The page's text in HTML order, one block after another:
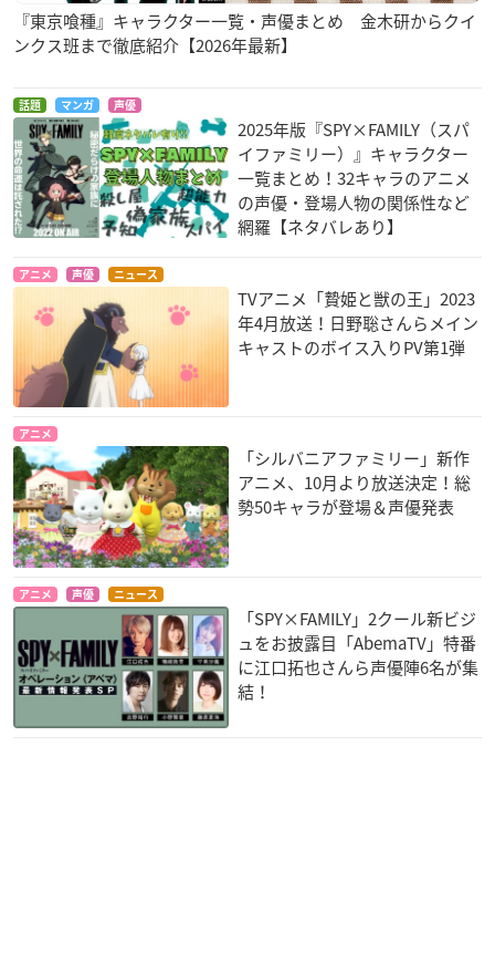
エディ
六月透
ガンダムビルドダイ
バーズ
ヒダカ・ユキオ
南鎌倉高校女子自転
車部
比嘉夏海
少年メイド
小宮千尋
デート・ア・バレッ
ト ナイトメア・オ
ア・クイーン
はたらく細胞!! 最強
の敵、再び。体の中
乳酸菌(パンダ) 土方イサミ
『東京喰種』キャラクター一覧・声優まとめ 金木研からクイ
ンクス班まで徹底紹介【2026年最新】
話題 マンガ 声優
2025年版『SPY×FAMILY（スパ
イファミリー）』キャラクター
一覧まとめ！32キャラのアニメ
の声優・登場人物の関係性など
網羅【ネタバレあり】
アニメ 声優 ニュース
TVアニメ「贄姫と獣の王」2023
年4月放送！日野聡さんらメイン
キャストのボイス入りPV第1弾
アニメ
「シルバニアファミリー」新作
アニメ、10月より放送決定！総
勢50キャラが登場＆声優発表
アニメ 声優 ニュース
「SPY×FAMILY」2クール新ビジ
ュをお披露目「AbemaTV」特番
に江口拓也さんら声優陣6名が集
結！